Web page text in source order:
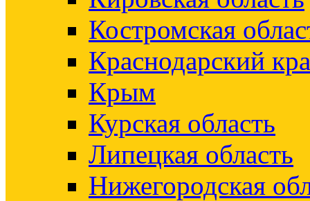
Костромская
Краснодарский
Крым
Курская область
Липецкая область
Нижегородская